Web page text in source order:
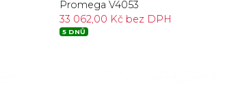
Promega V4053
33 062,00 Kč bez DPH
5 DNŮ